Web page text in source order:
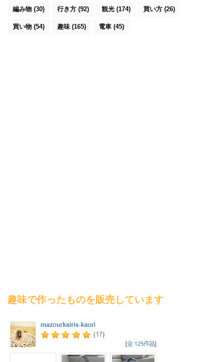
編み物 (30) 行き方 (92) 観光 (174) 買い方 (26)
買い物 (54) 趣味 (165) 電車 (45)
趣味で作ったものを販売しています